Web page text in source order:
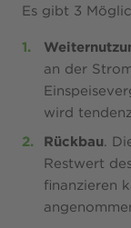
Es gibt 3
an der
wird
Rückbau.
Restwert
finanzieren